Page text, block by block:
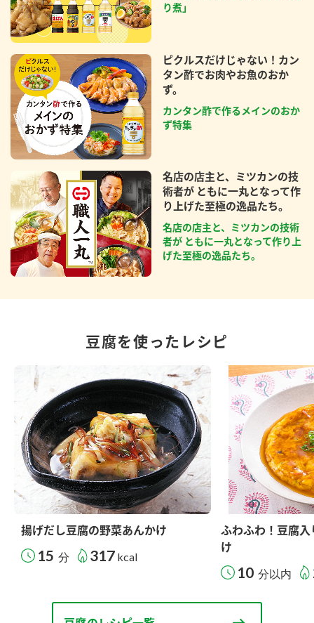
り煮」
ピクルスだけじゃない！カン
タン酢でお肉やお魚のおか
ず。
カンタン酢で作るメインのおか
ず特集
名店の店主と、ミツカンの技
術者が ともに一丸となって作
り上げた至極の逸品たち。
名店の店主と、ミツカンの技術
者が ともに一丸となって作り上
げた至極の逸品たち。
豆腐を使ったレシピ
揚げだし豆腐の野菜あんかけ
15 分 317 kcal
ふわふわ！豆腐
け
10 分以内